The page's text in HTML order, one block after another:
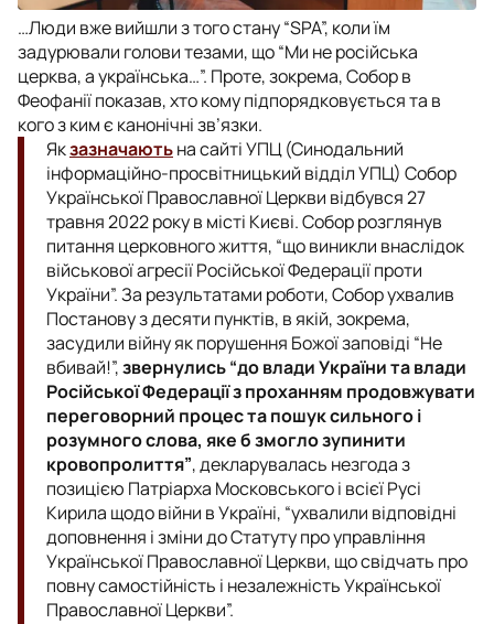
…Люди вже вийшли з того стану “SPA”, коли їм
задурювали голови тезами, що “Ми не російська
церква, а українська…”. Проте, зокрема, Собор в
Феофанії показав, хто кому підпорядковується та в
кого з ким є канонічні зв’язки.
Якзазначаютьна сайті УПЦ (Синодальний
інформаційно-просвітницький відділ УПЦ) Собор
Української Православної Церкви відбувся 27
травня 2022 року в місті Києві. Собор розглянув
питання церковного життя, “що виникли внаслідок
військової агресії Російської Федерації проти
України”. За результатами роботи, Собор ухвалив
Постанову з десяти пунктів, в якій, зокрема,
засудили війну як порушення Божої заповіді “Не
вбивай!”,звернулись “до влади України та влади
Російської Федерації з проханням продовжувати
переговорний процес та пошук сильного і
розумного слова, яке б змогло зупинити
кровопролиття”, декларувалась незгода з
позицією Патріарха Московського і всієї Русі
Кирила щодо війни в Україні, “ухвалили відповідні
доповнення і зміни до Статуту про управління
Української Православної Церкви, що свідчать про
повну самостійність і незалежність Української
Православної Церкви”.